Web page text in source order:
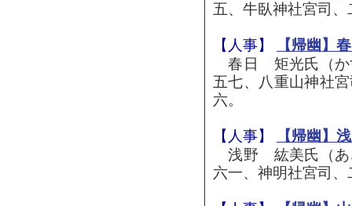
五、牛臥神社宮司
【人事】
【帰幽】
春日 矩光氏（か
五七、八重山神社
六。
【人事】
【帰幽】
浅野 紘美氏（あ
六一、神明社宮司